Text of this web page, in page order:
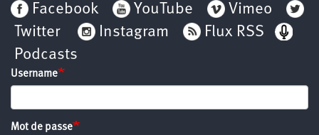
Facebook
YouTube
Vimeo
Twitter
Instagram
Flux RSS
Podcasts
Username
Mot de passe